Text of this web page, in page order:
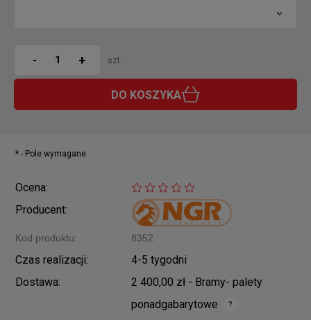
- + szt.
DO KOSZYKA
* - Pole wymagane
Ocena:
Producent:
Kod produktu: 8352
Czas realizacji:
4-5 tygodni
Dostawa:
2 400,00 zł - Bramy- palety
ponadgabarytowe